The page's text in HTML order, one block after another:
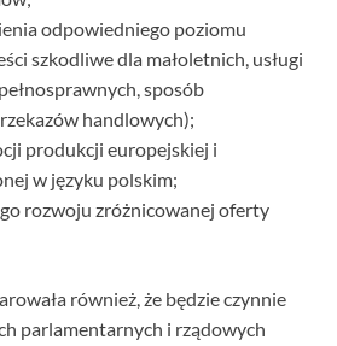
odpowiedniego poziomu
szkodliwe dla małoletnich, usługi
sposób
handlowych);
produkcji europejskiej i
w języku polskim;
rozwoju zróżnicowanej oferty
również, że będzie czynnie
parlamentarnych i rządowych